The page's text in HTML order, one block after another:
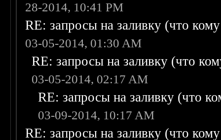
28-2014, 10:41 PM
RE: запросы на заливку (что
03-05-2014, 01:30 AM
RE: запросы на заливку (что
03-05-2014, 02:17 AM
RE: запросы на заливку (что
03-09-2014, 10:17 AM
RE: запросы на заливку (что